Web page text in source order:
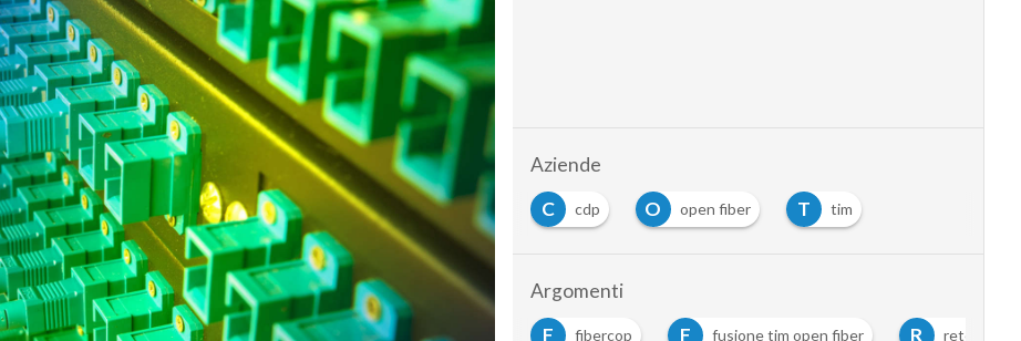
Aziende
C
cdp O open fiber T tim
Argomenti
A
accessco F fibercop F fusione tim open fiber R rete unica